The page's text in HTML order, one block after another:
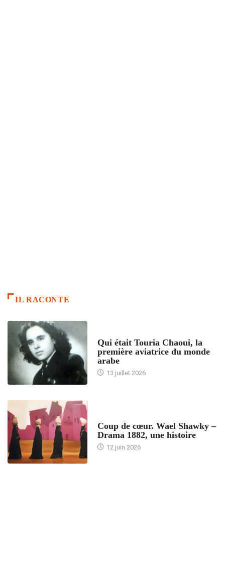
IL RACONTE
Qui était Touria Chaoui, la
première aviatrice du monde
arabe
13 juillet 2026
Coup de cœur. Wael Shawky –
Drama 1882, une histoire
12 juin 2026